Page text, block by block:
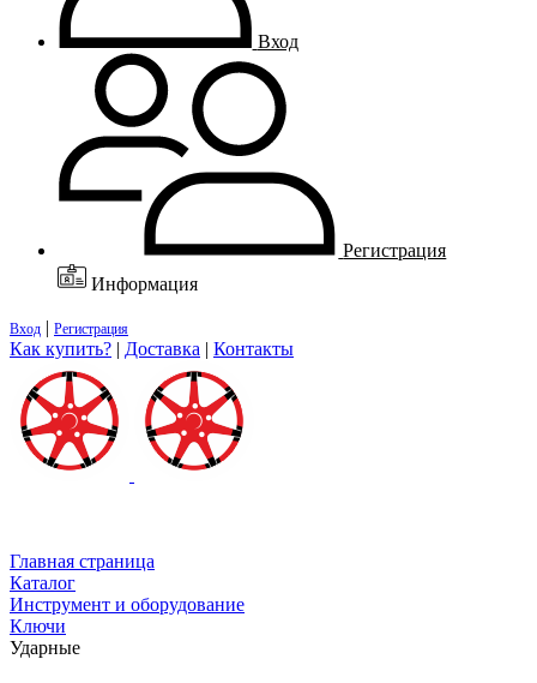
Вход
Регистрация
Информация
Вход | Регистрация
Как купить? | Доставка | Контакты
Главная страница
Каталог
Инструмент и оборудование
Ключи
Ударные